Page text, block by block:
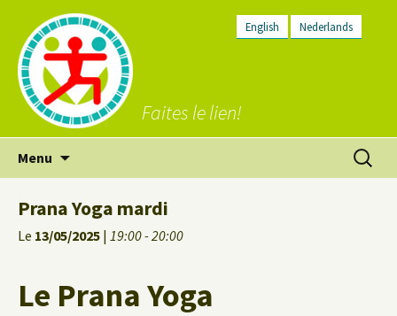
English Nederlands
Faites le lien!
Menu
Prana Yoga mardi
Le 13/05/2025 | 19:00 - 20:00
Le Prana Yoga